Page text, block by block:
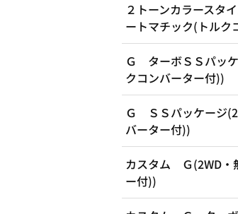
２トーンカラース
ートマチック(トルク
Ｇ ターボＳＳパッ
クコンバーター付))
Ｇ ＳＳパッケージ
バーター付))
カスタム Ｇ(2WD・
ー付))